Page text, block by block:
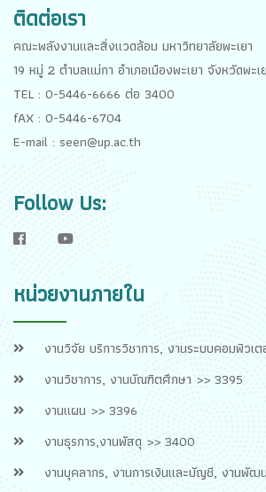
ติดต่อเรา
คณะพลังงานและสิ่งแวดล้อม มหาวิทยาลัยพะเยา
19 หมู่ 2 ตำบลแม่กา อำเภอเมืองพะเยา จังหวัดพะ
TEL : 0-5446-6666 ต่อ 3400
fAX : 0-5446-6704
E-mail : seen@up.ac.th
Follow Us:
หน่วยงานภายใน
งานวิจัย บริการวิชาการ, งานระบบคอมพิวเ
งานวิชาการ, งานบัณฑิตศึกษา >> 3395
งานแผน >> 3396
งานธุรการ,งานพัสดุ >> 3400
งานบุคลากร, งานการเงินและบัญชี, งานพั